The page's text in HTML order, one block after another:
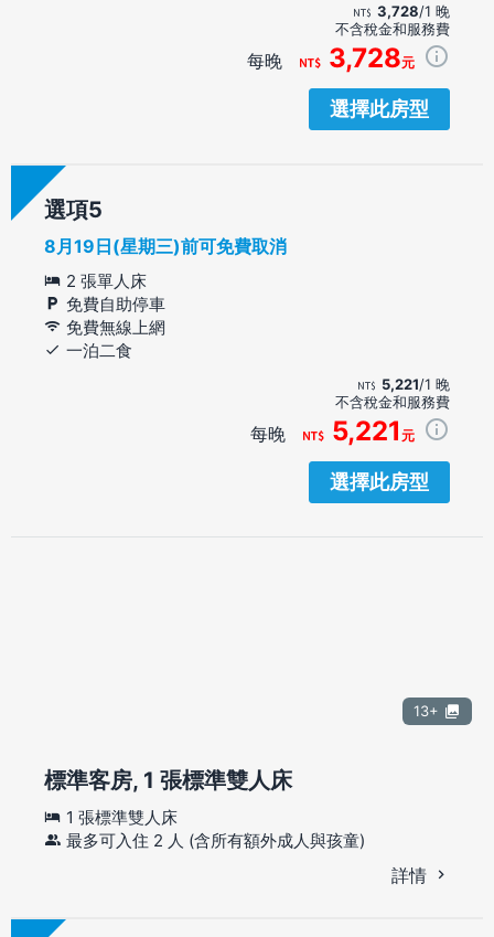
3,728/1 晚
不含稅金和服務費
每晚 3,728元
選擇此房型
選項
8月19日(星期三)前可免費取消
2 張單人床
免費自助停車
免費無線上網
一泊二食
5,221/1 晚
不含稅金和服務費
每晚 5,221 元
選擇此房型
13+
標準客房, 1 張標準雙人床
1 張標準雙人床
最多可入住 2 人 (含所有額外成人與孩童)
詳情